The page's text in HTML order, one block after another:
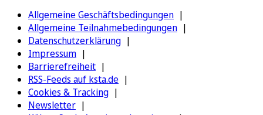
Allgemeine Geschäftsbedingungen
Allgemeine Teilnahmebedingungen
Datenschutzerklärung
Impressum
Barrierefreiheit
RSS-Feeds auf ksta.de
Cookies & Tracking
Newsletter